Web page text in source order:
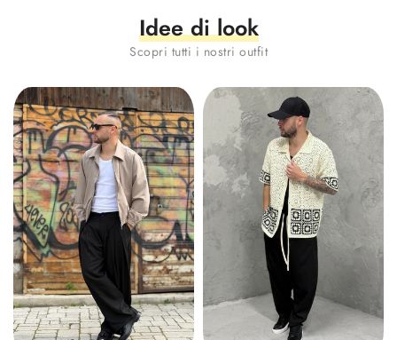
Idee di look
Scopri tutti i nostri outfit